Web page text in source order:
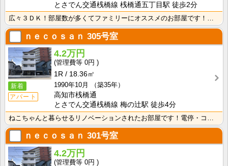
とさでん交通桟橋線 桟橋通五丁目駅 徒歩2分
ｎｅｃｏｓａｎ 305号室
新着
アパート
4.2万円
0円
1R
18.36㎡
1990年10月
（築35年）
高知市桟橋通
とさでん交通桟橋線 梅の辻駅 徒歩4分
ｎｅｃｏｓａｎ 301号室
4.2万円
0円